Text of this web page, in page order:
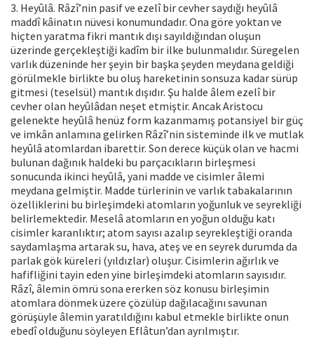
3. Heyûlâ. Râzî’nin pasif ve ezelî bir cevher saydığı heyûlâ
maddî kâinatın nüvesi konumundadır. Ona göre yoktan ve
hiçten yaratma fikri mantık dışı sayıldığından oluşun
üzerinde gerçekleştiği kadîm bir ilke bulunmalıdır. Süregelen
varlık düzeninde her şeyin bir başka şeyden meydana geldiği
görülmekle birlikte bu oluş hareketinin sonsuza kadar sürüp
gitmesi (teselsül) mantık dışıdır. Şu halde âlem ezelî bir
cevher olan heyûlâdan neşet etmiştir. Ancak Aristocu
gelenekte heyûlâ henüz form kazanmamış potansiyel bir güç
ve imkân anlamına gelirken Râzî’nin sisteminde ilk ve mutlak
heyûlâ atomlardan ibarettir. Son derece küçük olan ve hacmi
bulunan dağınık haldeki bu parçacıkların birleşmesi
sonucunda ikinci heyûlâ, yani madde ve cisimler âlemi
meydana gelmiştir. Madde türlerinin ve varlık tabakalarının
özelliklerini bu birleşimdeki atomların yoğunluk ve seyrekliği
belirlemektedir. Meselâ atomların en yoğun olduğu katı
cisimler karanlıktır; atom sayısı azalıp seyrekleştiği oranda
saydamlaşma artarak su, hava, ateş ve en seyrek durumda da
parlak gök küreleri (yıldızlar) oluşur. Cisimlerin ağırlık ve
hafifliğini tayin eden yine birleşimdeki atomların sayısıdır.
Râzî, âlemin ömrü sona ererken söz konusu birleşimin
atomlara dönmek üzere çözülüp dağılacağını savunan
görüşüyle âlemin yaratıldığını kabul etmekle birlikte onun
ebedî olduğunu söyleyen Eflâtun’dan ayrılmıştır.